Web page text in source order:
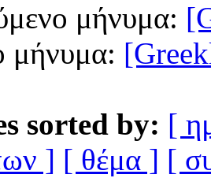
μήνυμα:
μήνυμα:
sorted by: [
] [ θέμα ] [